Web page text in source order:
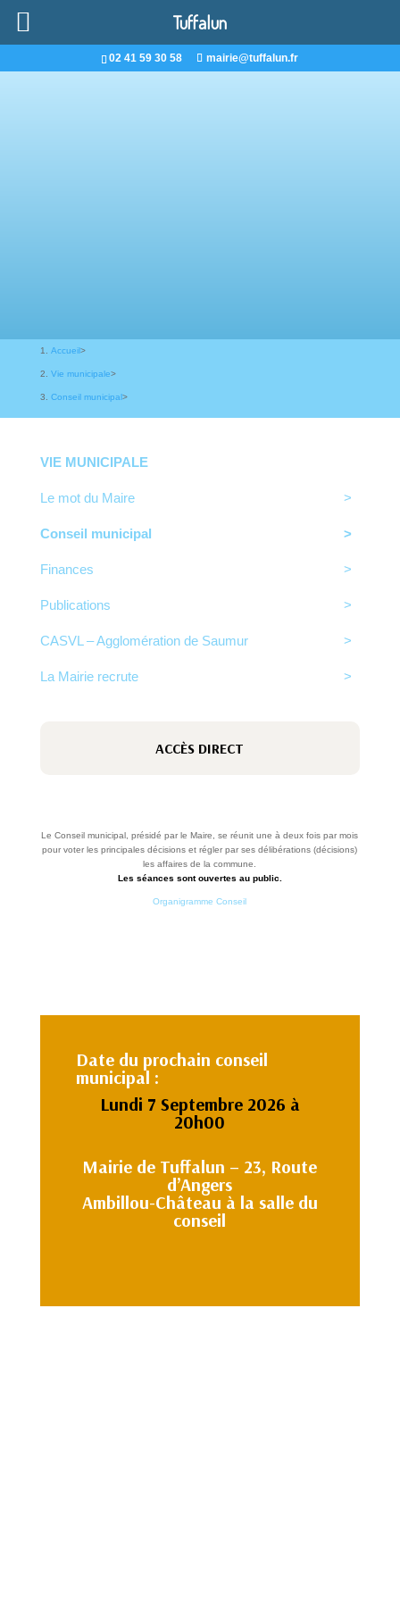
02 41 59 30 58 mairie@tuffalun.fr
Accueil>
Vie municipale>
Conseil municipal>
VIE MUNICIPALE
Le mot du Maire
Conseil municipal
Finances
Publications
CASVL – Agglomération de Saumur
La Mairie recrute
ACCÈS DIRECT
Le Conseil municipal, présidé par le Maire, se réunit une à deux fois par mois
pour voter les principales décisions et régler par ses délibérations (décisions)
les affaires de la commune.
Les séances sont ouvertes au public.
Organigramme Conseil
Date du prochain conseil
municipal :
Lundi 7 Septembre 2026 à
20h00
Mairie de Tuffalun – 23, Route
d’Angers
Ambillou-Château à la salle du
conseil
Tuffalun